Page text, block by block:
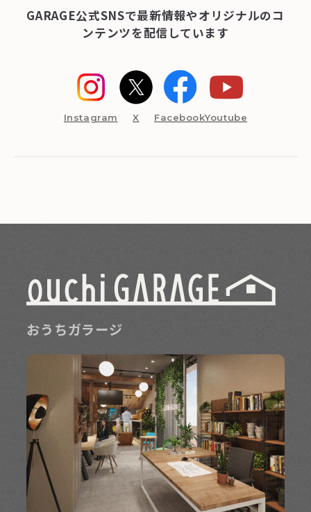
GARAGE公式SNSで最新情報やオリジナルのコ
ンテンツを配信しています
Instagram X FacebookYoutube
おうちガラージ